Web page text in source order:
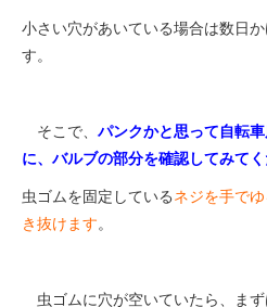
小さい穴があいている場合は数日
す。
そこで、 パンクかと思って自転
に、 バルブの部分を確認してみてく
虫ゴムを固定しているネジを手で
き抜けます。
虫ゴムに穴が空いていたら、まず